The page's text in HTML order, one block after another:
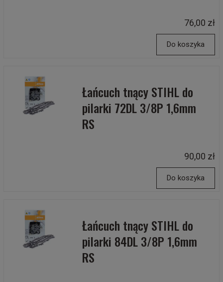
76,00 zł
Do koszyka
Łańcuch tnący STIHL do
pilarki 72DL 3/8P 1,6mm
RS
90,00 zł
Do koszyka
Łańcuch tnący STIHL do
pilarki 84DL 3/8P 1,6mm
RS